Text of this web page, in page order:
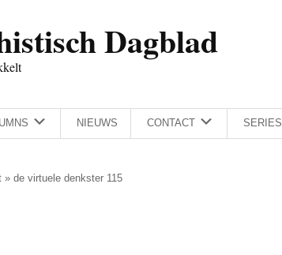
Dagblad
NIEUWS CONTACT SERIES
» de virtuele denkster 115